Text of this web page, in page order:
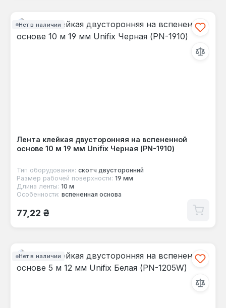
Нет в наличии
Лента клейкая двусторонняя на вспененной
основе 10 м 19 мм Unifix Черная (PN-1910)
Тип оборудования: скотч двусторонний
Размер рабочей поверхности: 19 мм
Длина ленты: 10 м
Особенности: вспененная основа
Обычная цена:
77,22 ₴
Нет в наличии